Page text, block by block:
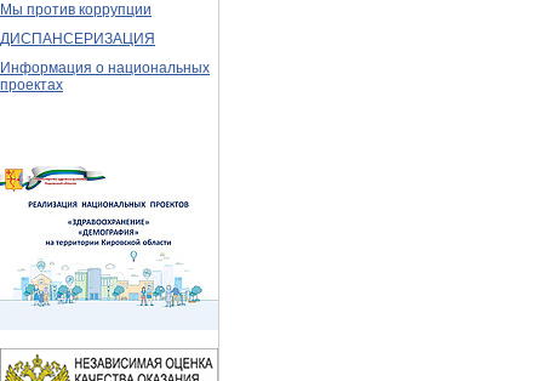
Мы против коррупции
ДИСПАНСЕРИЗАЦИЯ
Информация о национальных
проектах